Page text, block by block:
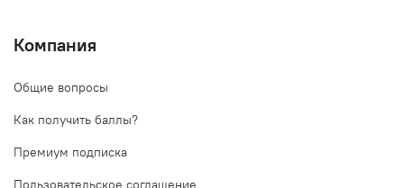
Компания
Общие вопросы
Как получить баллы?
Премиум подписка
Пользовательское соглашение